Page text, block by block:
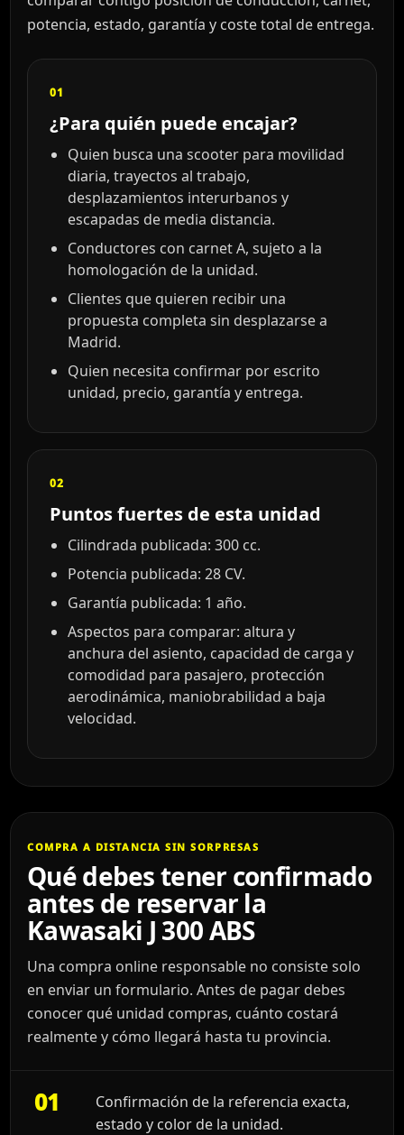
potencia, estado, garantía y coste total de entrega.
01
¿Para quién puede encajar?
Quien busca una scooter para movilidad
diaria, trayectos al trabajo,
desplazamientos interurbanos y
escapadas de media distancia.
Conductores con carnet A, sujeto a la
homologación de la unidad.
Clientes que quieren recibir una
propuesta completa sin desplazarse a
Madrid.
Quien necesita confirmar por escrito
unidad, precio, garantía y entrega.
02
Puntos fuertes de esta unidad
Cilindrada publicada: 300 cc.
Potencia publicada: 28 CV.
Garantía publicada: 1 año.
Aspectos para comparar: altura y
anchura del asiento, capacidad de carga y
comodidad para pasajero, protección
aerodinámica, maniobrabilidad a baja
velocidad.
COMPRA A DISTANCIA SIN SORPRESAS
Qué debes tener confirmado
antes de reservar la
Kawasaki J 300 ABS
Una compra online responsable no consiste solo
en enviar un formulario. Antes de pagar debes
conocer qué unidad compras, cuánto costará
realmente y cómo llegará hasta tu provincia.
01
Confirmación de la referencia exacta,
estado y color de la unidad.